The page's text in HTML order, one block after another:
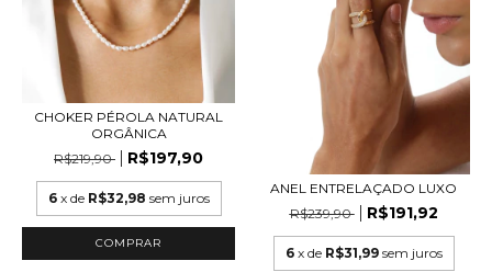
CHOKER PÉROLA NATURAL
ORGÂNICA
R$219,90
R$197,90
6 x de R$32,98 sem juros
ANEL ENTRELAÇADO LUXO
R$239,90
R$191,92
6 x de R$31,99 sem juros